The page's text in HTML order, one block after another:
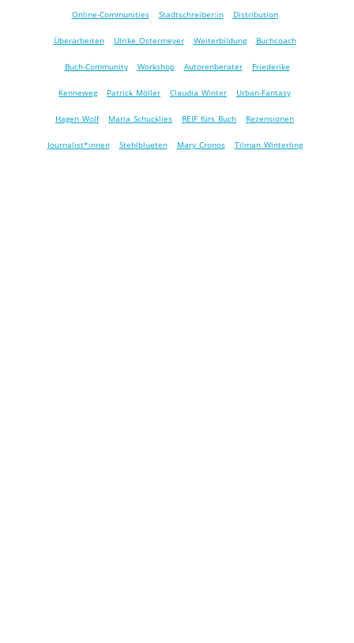
Online-Communities Stadtschreiber:in Distribution
Überarbeiten Ulrike Ostermeyer Weiterbildung Buchcoach
Buch-Community Workshop Autorenberater Friederike
Kenneweg Patrick Möller Claudia Winter Urban-Fantasy
Hagen Wolf Maria Schucklies REIF fürs Buch Rezensionen
Journalist*innen Stehlblueten Mary Cronos Tilman Winterling